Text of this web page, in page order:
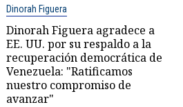
Dinorah Figuera
Dinorah Figuera agradece a
EE. UU. por su respaldo a la
recuperación democrática de
Venezuela: "Ratificamos
nuestro compromiso de
avanzar"